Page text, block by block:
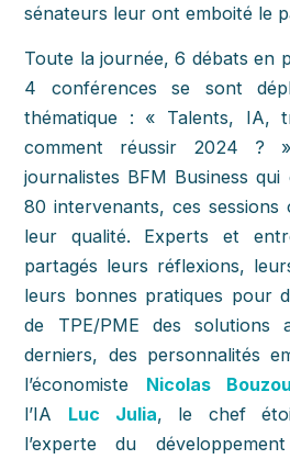
sénateurs leur ont emboité le
Toute la journée, 6 débats en
4 conférences se sont
thématique : « Talents, IA,
comment réussir 2024 ?
journalistes BFM Business
80 intervenants, ces
leur qualité. Experts et
partagés leurs réflexions,
leurs bonnes pratiques pour
de TPE/PME des solutions
derniers, des personnalités
l’économiste Nicolas Bouzou
l’IA Luc Julia, le chef
l’experte du